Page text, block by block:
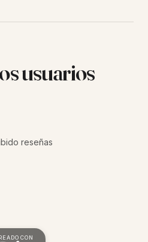
usuarios
reseñas
CON